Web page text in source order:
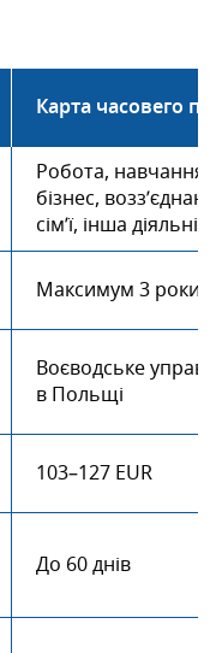
Карта часовего
Робота, навчання,
бізнес,
сім’ї, інша
Максимум 3 роки
Воєводське
в Польщі
103–127 EUR
До 60 днів